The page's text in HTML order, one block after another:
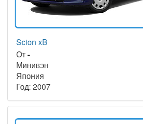
Scion xB
От-
Минивэн
Япония
Год: 2007